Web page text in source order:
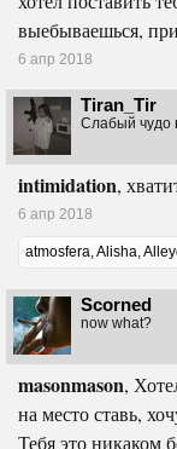
выебываешься,
6 апр 2018
Tiran_Tir
Слабый чудо
intimidation,
6 апр 2018
atmosfera Alisha
Scorned
now what?
masonmason,
на место ставь,
Тебя это никаком